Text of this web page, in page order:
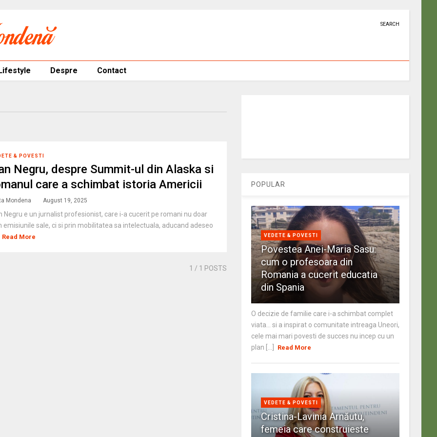
SEARCH
Despre Contact
& POVESTI
Negru, despre Summit-ul din Alaska si
care a schimbat istoria Americii
Mondena August 19, 2025
Negru e un jurnalist profesionist, care i-a cucerit pe romani nu doar
emisiunile sale, ci si prin mobilitatea sa intelectuala, aducand adeseo
Read More
1 / 1 POSTS
POPULAR
VEDETE & POVESTI
Povestea Anei-Maria Sasu:
cum o profesoara din
Romania a cucerit educatia
din Spania
O decizie de familie care i-a schimbat complet
viata… si a inspirat o comunitate intreaga Uneori,
cele mai mari povesti de succes nu incep cu un
plan [...]
Read More
VEDETE & POVESTI
Cristina-Lavinia Arnăutu,
femeia care construieste